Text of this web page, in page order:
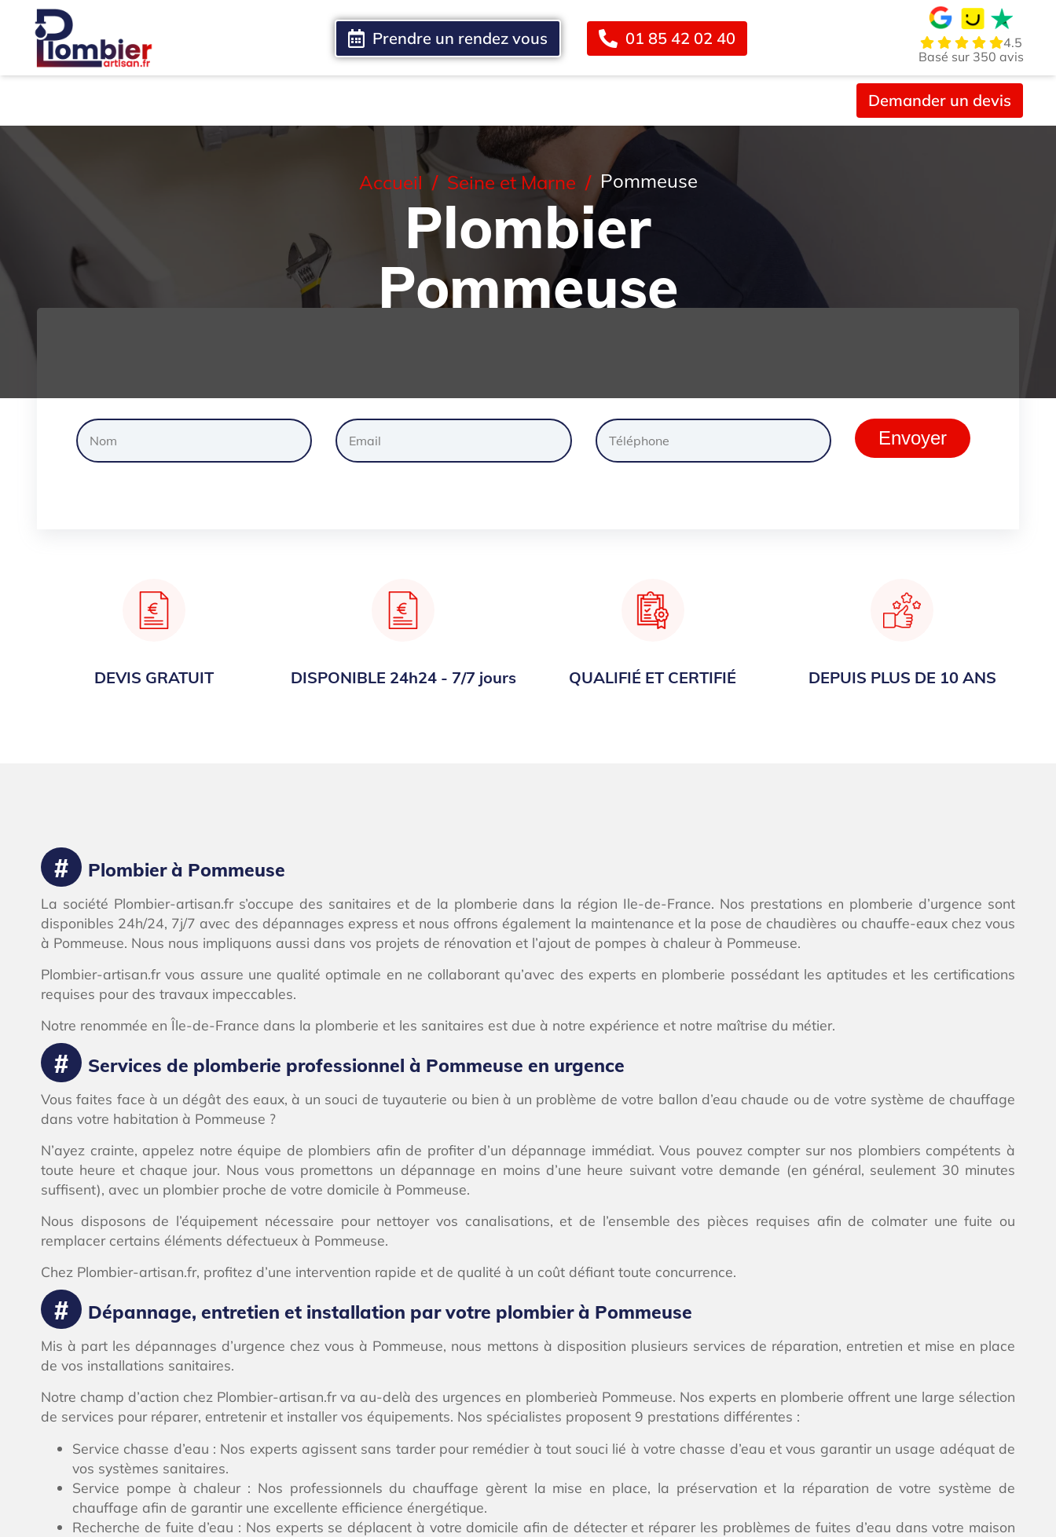
Prendre un rendez vous 01 85 42 02 40
4.5
Basé sur 350 avis
Demander un devis
Accueil Seine et Marne Pommeuse
Plombier
Pommeuse
Demander un devis gratuitement
Envoyer
DEVIS GRATUIT DISPONIBLE 24h24 - 7/7 jours QUALIFIÉ ET CERTIFIÉ DEPUIS PLUS DE 10 ANS
Plombier à Pommeuse
La société Plombier-artisan.fr s’occupe des sanitaires et de la plomberie dans la région Ile-de-France. Nos prestations en plomberie d’urgence sont
disponibles 24h/24, 7j/7 avec des dépannages express et nous offrons également la maintenance et la pose de chaudières ou chauffe-eaux chez vous
à Pommeuse. Nous nous impliquons aussi dans vos projets de rénovation et l’ajout de pompes à chaleur à Pommeuse.
Plombier-artisan.fr vous assure une qualité optimale en ne collaborant qu’avec des experts en plomberie possédant les aptitudes et les certifications
requises pour des travaux impeccables.
Notre renommée en Île-de-France dans la plomberie et les sanitaires est due à notre expérience et notre maîtrise du métier.
Services de plomberie professionnel à Pommeuse en urgence
Vous faites face à un dégât des eaux, à un souci de tuyauterie ou bien à un problème de votre ballon d’eau chaude ou de votre système de chauffage
dans votre habitation à Pommeuse ?
N’ayez crainte, appelez notre équipe de plombiers afin de profiter d’un dépannage immédiat. Vous pouvez compter sur nos plombiers compétents à
toute heure et chaque jour. Nous vous promettons un dépannage en moins d’une heure suivant votre demande (en général, seulement 30 minutes
suffisent), avec un plombier proche de votre domicile à Pommeuse.
Nous disposons de l’équipement nécessaire pour nettoyer vos canalisations, et de l’ensemble des pièces requises afin de colmater une fuite ou
remplacer certains éléments défectueux à Pommeuse.
Chez Plombier-artisan.fr, profitez d’une intervention rapide et de qualité à un coût défiant toute concurrence.
Dépannage, entretien et installation par votre plombier à Pommeuse
Mis à part les dépannages d’urgence chez vous à Pommeuse, nous mettons à disposition plusieurs services de réparation, entretien et mise en place
de vos installations sanitaires.
Notre champ d’action chez Plombier-artisan.fr va au-delà des urgences en plomberieà Pommeuse. Nos experts en plomberie offrent une large sélection
de services pour réparer, entretenir et installer vos équipements. Nos spécialistes proposent 9 prestations différentes :
Service chasse d’eau : Nos experts agissent sans tarder pour remédier à tout souci lié à votre chasse d’eau et vous garantir un usage adéquat de
vos systèmes sanitaires.
Service pompe à chaleur : Nos professionnels du chauffage gèrent la mise en place, la préservation et la réparation de votre système de
chauffage afin de garantir une excellente efficience énergétique.
Recherche de fuite d’eau : Nos experts se déplacent à votre domicile afin de détecter et réparer les problèmes de fuites d’eau dans votre maison